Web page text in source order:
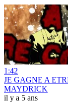
1:42
JE GAGNE A
MAYDRICK
il y a 5 ans